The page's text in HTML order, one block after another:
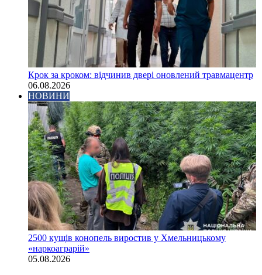
Крок за кроком: відчинив двері оновлений травмацентр
06.08.2026
НОВИНИ
2500 кущів конопель виростив у Хмельницькому
«наркоаграрій»
05.08.2026